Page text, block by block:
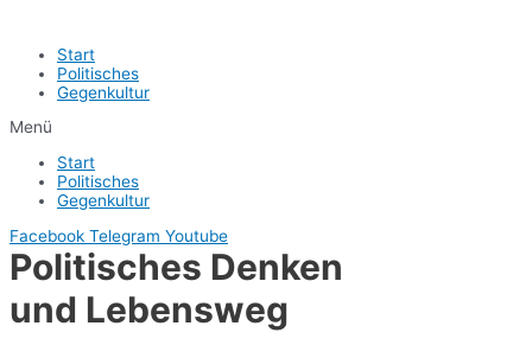
Start
Politisches
Gegenkultur
Menü
Start
Politisches
Gegenkultur
Facebook Telegram Youtube
Politisches Denken
und Lebensweg